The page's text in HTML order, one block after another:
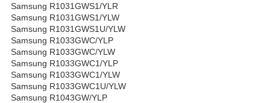
Samsung R1031GWS1/YLR
Samsung R1031GWS1/YLW
Samsung R1031GWS1U/YLW
Samsung R1033GWC/YLP
Samsung R1033GWC/YLW
Samsung R1033GWC1/YLP
Samsung R1033GWC1/YLW
Samsung R1033GWC1U/YLW
Samsung R1043GW/YLP